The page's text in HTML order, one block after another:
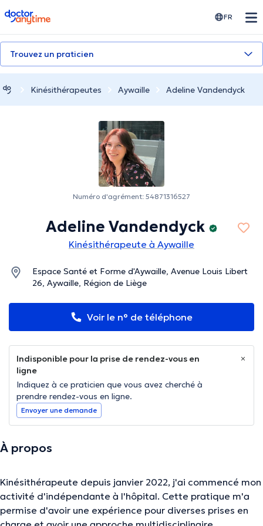
doctoranytime FR
Trouvez un praticien
Kinésithérapeutes Aywaille Adeline Vandendyck
Numéro d'agrément: 54871316527
Adeline Vandendyck
Kinésithérapeute à Aywaille
Espace Santé et Forme d'Aywaille, Avenue Louis Libert
26, Aywaille, Région de Liège
Voir le n° de téléphone
Indisponible pour la prise de rendez-vous en
ligne
Indiquez à ce praticien que vous avez cherché à
prendre rendez-vous en ligne.
Envoyer une demande
À propos
Kinésithérapeute depuis janvier 2022, j'ai commencé mon
activité d'indépendante à l'hôpital. Cette pratique m'a
permise d'avoir une expérience pour diverses prises en